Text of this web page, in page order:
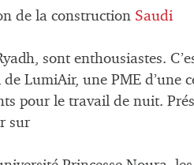
de la construction Saudi
sont enthousiastes.
LumiAir, une PME d’une
pour le travail de nuit.
sur